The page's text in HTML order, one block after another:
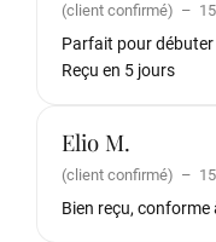
(client confirmé) –
Parfait pour
Reçu en 5 jours
Elio M.
(client confirmé) –
Bien reçu,